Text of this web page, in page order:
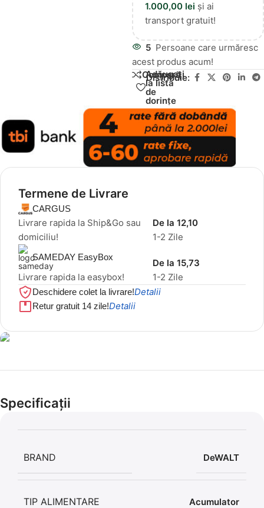
1.000,00 lei și ai
transport gratuit!
5 Persoane care urmăresc
acest produs acum!
Compară
Adăugați
la lista
de
dorințe
Distribuie:
Termene de Livrare
CARGUS
Livrare rapida la Ship&Go sau
domiciliu!
1-2 Zile
De la 12,10
SAMEDAY EasyBox
Livrare rapida la easybox! 1-2 Zile
De la 15,73
Deschidere colet la livrare!Detalii
Retur gratuit 14 zile!Detalii
Cel mai mic preț!
56,86 LEI
Specificații
BRAND DeWALT
TIP ALIMENTARE Acumulator